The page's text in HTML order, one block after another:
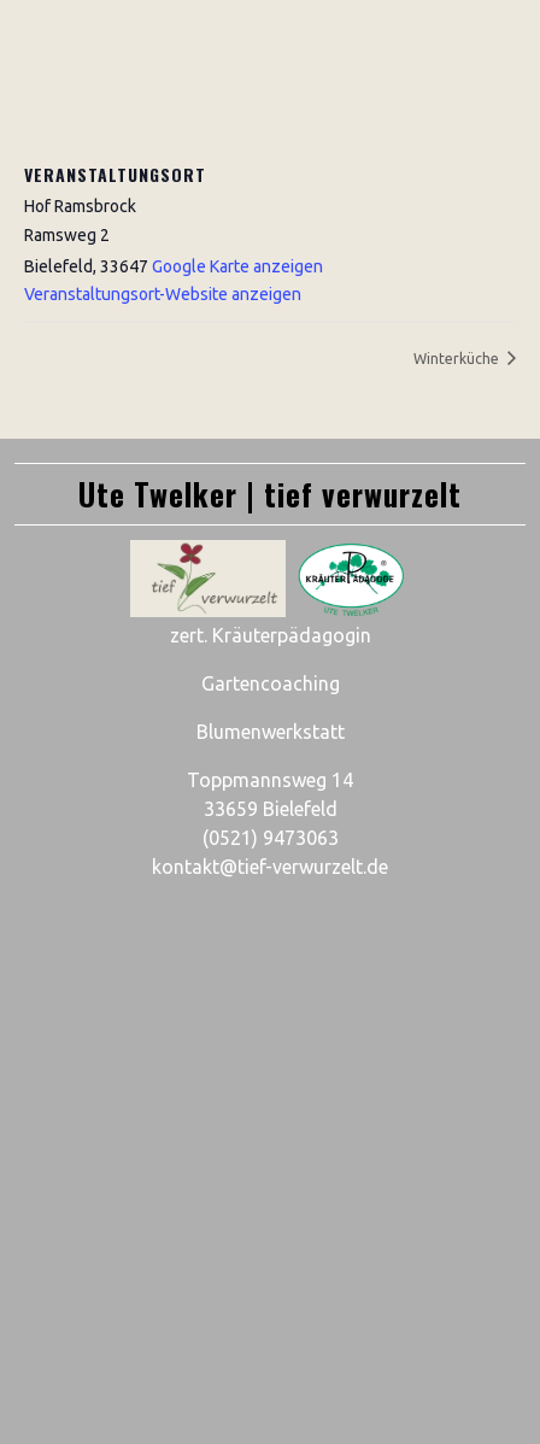
VERANSTALTUNGSORT
Hof Ramsbrock
Ramsweg 2
Bielefeld, 33647 Google Karte anzeigen
Veranstaltungsort-Website anzeigen
Winterküche
Ute Twelker | tief verwurzelt
zert. Kräuterpädagogin
Gartencoaching
Blumenwerkstatt
Toppmannsweg 14
33659 Bielefeld
(0521) 9473063
kontakt@tief-verwurzelt.de